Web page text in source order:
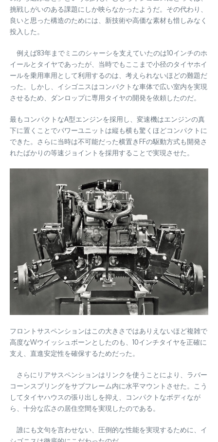
挑戦しがいのある課題にしか映らなかったようだ。その代わり、
良いと思った構造のためには、新技術や高価な素材も惜しみなく
投入した。
例えば83年までミニのシャーシを支えていたのは10インチのホ
イールとタイヤであったが、当時でもここまで小径のタイヤホイ
ールを乗用車用として利用するのは、考えられないほどの難題だ
った。しかし、イシゴニスはコンパクトな車体で広い室内を実現
させるため、ダンロップに専用タイヤの開発を依頼したのだ。
最もコンパクトなA型エンジンを採用し、変速機はエンジンの真
下に置くことでパワーユニットは縦も横も驚くほどコンパクトに
できた。さらに当時は不可能だった横置きFFの駆動方式も開発さ
れたばかりの等速ジョイントを採用することで実現させた。
フロントサスペンションはこの大きさではありえないほど複雑で
高度なWウイッシュボーンとしたのも、10インチタイヤを正確に
支え、直進安定性を確保するためだった。
さらにリアサスペンションはリンクを使うことにより、ラバー
コーンスプリングをサブフレーム内に水平マウントさせた。こう
してタイヤハウスの張り出しを抑え、コンパクトなボディなが
ら、十分な広さの居住空間を実現したのである。
誰にも文句を言わせない、圧倒的な性能を実現するために、イ